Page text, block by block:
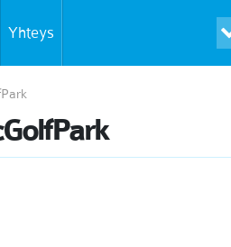
Yhteys